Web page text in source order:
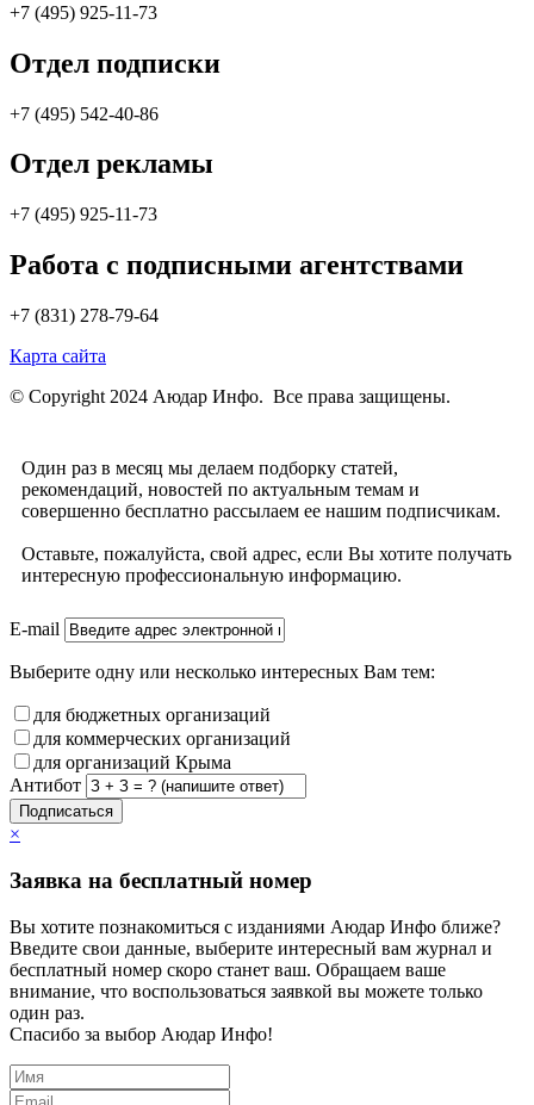
+7 (495) 925-11-73
Отдел подписки
+7 (495) 542-40-86
Отдел рекламы
+7 (495) 925-11-73
Работа с подписными агентствами
+7 (831) 278-79-64
Карта сайта
© Copyright 2024 Аюдар Инфо. Все права защищены.
Один раз в месяц мы делаем подборку статей,
рекомендаций, новостей по актуальным темам и
совершенно бесплатно рассылаем ее нашим подписчикам.
Оставьте, пожалуйста, свой адрес, если Вы хотите получать
интересную профессиональную информацию.
E-mail
Выберите одну или несколько интересных Вам тем:
для бюджетных организаций
для коммерческих организаций
для организаций Крыма
Антибот
Подписаться
×
Заявка на бесплатный номер
Вы хотите познакомиться с изданиями Аюдар Инфо ближе?
Введите свои данные, выберите интересный вам журнал и
бесплатный номер скоро станет ваш. Обращаем ваше
внимание, что воспользоваться заявкой вы можете только
один раз.
Спасибо за выбор Аюдар Инфо!